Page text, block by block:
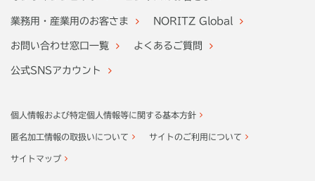
業務用・産業用のお客さま NORITZ Global
お問い合わせ窓口一覧 よくあるご質問
公式SNSアカウント
個人情報および特定個人情報等に関する基本方針
匿名加工情報の取扱いについて サイトのご利用について
サイトマップ